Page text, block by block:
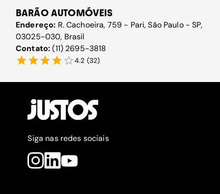
BARÃO AUTOMÓVEIS
Endereço: R. Cachoeira, 759 - Pari, São Paulo - SP,
03025-030, Brasil
Contato:(11) 2695-3818
4.2 (32)
Siga nas redes sociais